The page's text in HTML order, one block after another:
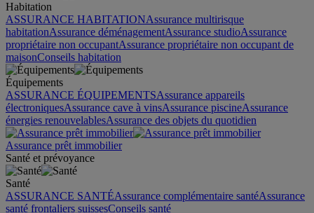
Habitation
ASSURANCE HABITATIONAssurance multirisque
habitationAssurance déménagementAssurance studioAssurance
propriétaire non occupantAssurance propriétaire non occupant de
maisonConseils habitation
Équipements
ASSURANCE ÉQUIPEMENTSAssurance appareils
électroniquesAssurance cave à vinsAssurance piscineAssurance
énergies renouvelablesAssurance des objets du quotidien
Assurance prêt immobilier
Santé et prévoyance
Santé
ASSURANCE SANTÉAssurance complémentaire santéAssurance
santé frontaliers suissesConseils santé